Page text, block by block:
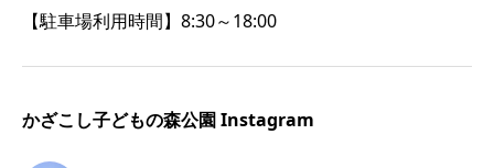
【駐車場利用時間】8:30～18:00
かざこし子どもの森公園 Instagram